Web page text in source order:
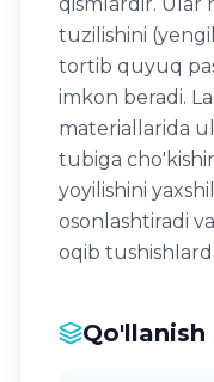
tuzilishini
tortib quyuq
imkon beradi.
materiallarida
tubiga
yoyilishini
osonlashtiradi
oqib
Qo'llanish